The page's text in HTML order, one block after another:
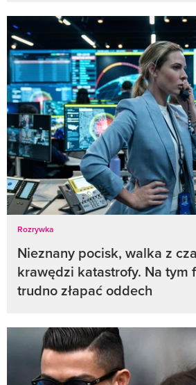
Rozrywka
Nieznany pocisk, walka z
krawędzi katastrofy. Na tym
trudno złapać oddech